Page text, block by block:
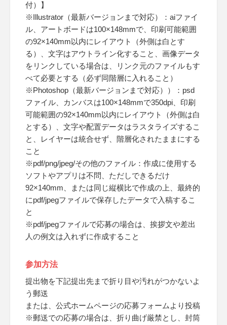
付）】
※Illustrator（最新バージョンまで対応）：aiファイ
ル、アートボードは100×148mmで、印刷可能範囲
の92×140mm以内にレイアウト（外側は白とす
る）、文字はアウトライン化すること、画像データ
をリンクしている場合は、リンク元のファイルもす
べて必要とする（必ず同階層に入れること）
※Photoshop（最新バージョンまで対応））：psd
ファイル、カンバスは100×148mmで350dpi、印刷
可能範囲の92×140mm以内にレイアウト（外側は白
とする）、文字や配置データはラスタライズするこ
と、レイヤーは統合せず、階層化されたままにする
こと
※pdf/png/jpeg/その他のファイル：作成に使用する
ソフトやアプリは不問、ただしできるだけ
92×140mm、または同じ縦横比で作成の上、最終的
にpdf/jpegファイルで保存したデータで入稿するこ
と
※pdf/jpegファイルで応募の場合は、挨拶文や差出
人の例文は入れずに作成すること
参加方法
提出物を下記提出先まで折り目や汚れがつかないよ
う郵送
または、公式ホームページの応募フォームより投稿
※郵送での応募の場合は、折り曲げ厳禁とし、封筒